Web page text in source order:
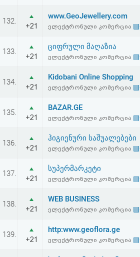
132.
+21
www.GeoJewellery.com
ელექტრონული კომერცია
133.
+21
ციფრული მაღაზია
ელექტრონული კომერცია
134.
+21
Kidobani Online Shopping
ელექტრონული კომერცია
135.
+21
BAZAR.GE
ელექტრონული კომერცია
136.
+21
ჰიგიენური საშუალებები
ელექტრონული კომერცია
137.
+21
სუპერმარკეტი
ელექტრონული კომერცია
138.
+21
WEB BUSINESS
ელექტრონული კომერცია
139.
+21
http:www.geoflora.ge
ელექტრონული კომერცია